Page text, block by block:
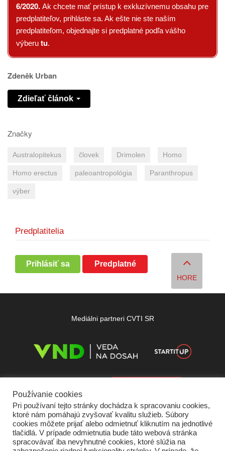
6/2020. Ak chcete mať prístup k exkluzívnemu obsahu pre
predplatiteľov, prihláste sa. Ak ešte nie ste naším
predplatiteľom, objednajte si predplatné podľa vášho
výberu tu.
Zdeněk Urban
Zdieľať článok
Značky
Australopitekus človek Drimolen Homo
Homo erectus paleoantropológia Paranthropus
výber
Predplatitelia
Prihlásiť sa Predplatné
HORE
Mediálni partneri CVTI SR
Používanie cookies
Pri používaní tejto stránky dochádza k spracovaniu cookies,
ktoré nám pomáhajú zvyšovať kvalitu služieb. Súbory
cookies môžete prijať alebo odmietnuť kliknutím na jednotlivé
tlačidlá. V prípade odmietnutia bude táto webová stránka
spracovávať iba nevyhnutné cookies, ktoré slúžia na